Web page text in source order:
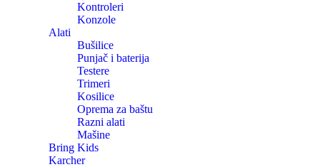
Kontroleri
Konzole
Alati
Bušilice
Punjač i baterija
Testere
Trimeri
Kosilice
Oprema za baštu
Razni alati
Mašine
Bring Kids
Karcher